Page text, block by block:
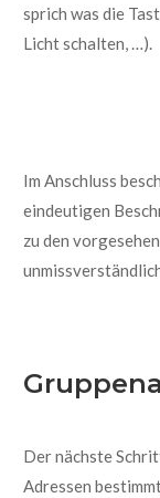
sprich was die
Licht schalten, …).
Im Anschluss
eindeutigen
zu den
Der nächste
Adressen